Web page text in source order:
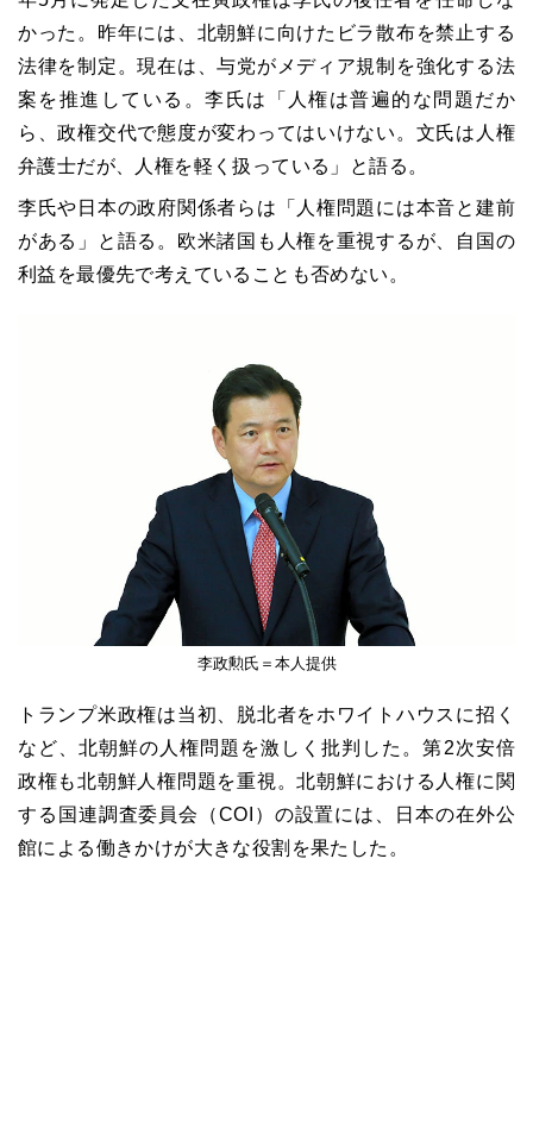
かった。昨年には、北朝鮮に向けたビラ散布を禁止する
法律を制定。現在は、与党がメディア規制を強化する法
案を推進している。李氏は「人権は普遍的な問題だか
ら、政権交代で態度が変わってはいけない。文氏は人権
弁護士だが、人権を軽く扱っている」と語る。
李氏や日本の政府関係者らは「人権問題には本音と建前
がある」と語る。欧米諸国も人権を重視するが、自国の
利益を最優先で考えていることも否めない。
李政勲氏＝本人提供
トランプ米政権は当初、脱北者をホワイトハウスに招く
など、北朝鮮の人権問題を激しく批判した。第2次安倍
政権も北朝鮮人権問題を重視。北朝鮮における人権に関
する国連調査委員会（COI）の設置には、日本の在外公
館による働きかけが大きな役割を果たした。